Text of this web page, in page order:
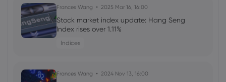
Frances Wang 2025 Mar 16, 16:00
Stock market index update: Hang Seng
Index rises over 1.11%
Indices
Frances Wang 2024 Nov 13, 16:00